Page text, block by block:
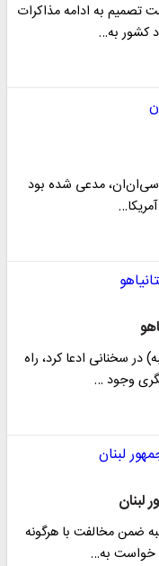
تصمیم به ادامه مذاکرات
کشور به…
سی‌ان‌ان، مدعی شده بود
در سخنانی ادعا کرد، راه
وجود …
لبنان
ضمن مخالفت با هرگونه
خواست به…